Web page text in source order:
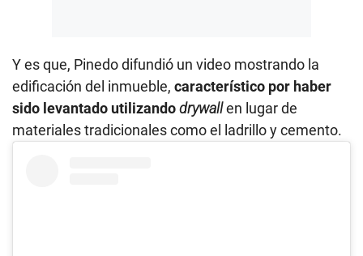
Y es que, Pinedo difundió un video mostrando la
edificación del inmueble, característico por haber
sido levantado utilizandodrywallen lugar de
materiales tradicionales como el ladrillo y cemento.